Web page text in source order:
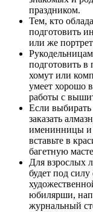
праздником.
Тем, кто
подготовить
или же
подготовить в
хомут или
умеет хорошо
работы с
Если
заказать
именинницы и
вставьте в
багетную
Для взрослых
будет под
юбилярши,
журнальный